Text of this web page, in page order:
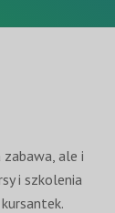
zabawa, ale i
i szkolenia